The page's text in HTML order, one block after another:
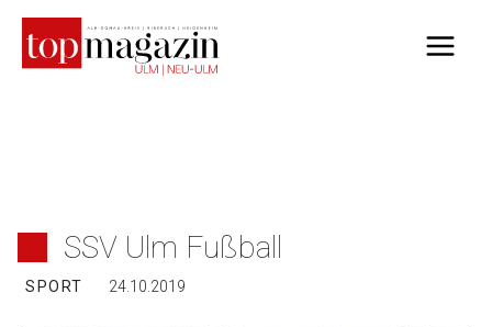
Inhalt
springen
SSV Ulm Fußball
SPORT 24.10.2019